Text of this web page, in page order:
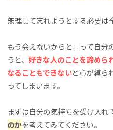
無理して忘れようとする必要は
もう会えないからと言って自分
うと、 好きな人のことを諦めら
なることもできないと心が縛ら
ってしまいます。
まずは自分の気持ちを受け入れて
のかを考えてみてください。